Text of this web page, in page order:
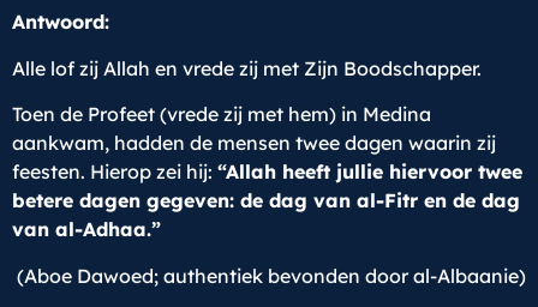
Antwoord:
Alle lof zij Allah en vrede zij met Zijn Boodschapper.
Toen de Profeet (vrede zij met hem) in Medina
aankwam, hadden de mensen twee dagen waarin zij
feesten. Hierop zei hij: “Allah heeft jullie hiervoor twee
betere dagen gegeven: de dag van al-Fitr en de dag
van al-Adhaa.”
(Aboe Dawoed; authentiek bevonden door al-Albaanie)